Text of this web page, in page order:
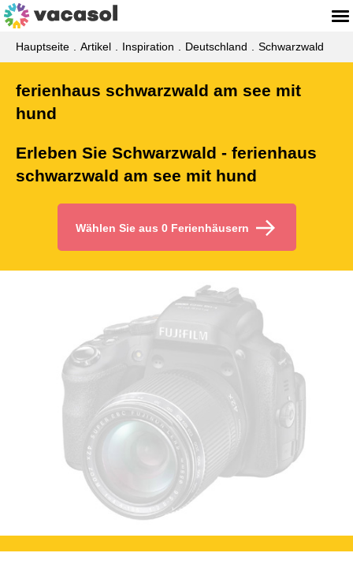
Hauptseite Artikel Inspiration Deutschland Schwarzwald
ferienhaus schwarzwald am see mit
hund
Erleben Sie Schwarzwald - ferienhaus
schwarzwald am see mit hund
Wählen Sie aus 0 Ferienhäusern